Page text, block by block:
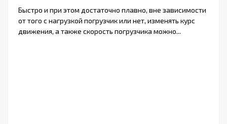
Быстро и при этом достаточно плавно, вне зависимости
от того с нагрузкой погрузчик или нет, изменять курс
движения, а также скорость погрузчика можно...